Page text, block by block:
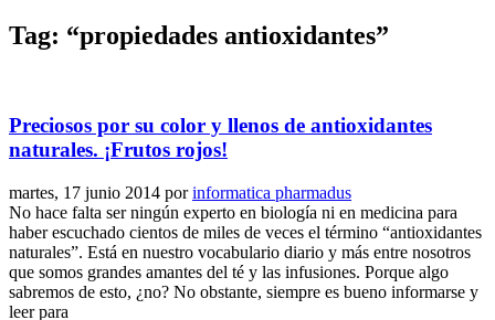
Tag: “propiedades antioxidantes”
Preciosos por su color y llenos de antioxidantes
naturales. ¡Frutos rojos!
martes, 17 junio 2014 porinformatica pharmadus
No hace falta ser ningún experto en biología ni en medicina para
haber escuchado cientos de miles de veces el término “antioxidantes
naturales”. Está en nuestro vocabulario diario y más entre nosotros
que somos grandes amantes del té y las infusiones. Porque algo
sabremos de esto, ¿no? No obstante, siempre es bueno informarse y
leer para